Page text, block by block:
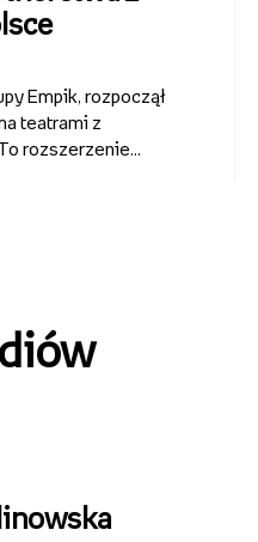
Empik, rozpoczął
teatrami z
rozszerzenie